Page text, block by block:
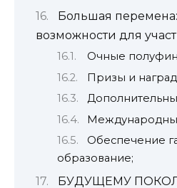
Большая
возможности для
Очные
Призы и
Обеспечение
образование;
БУДУЩЕМУ